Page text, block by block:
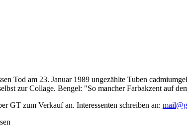
Tod am 23. Januar 1989 ungezählte Tuben
zur Collage. Bengel: "So mancher Farbakzent auf
GT zum Verkauf an. Interessenten schreiben an: